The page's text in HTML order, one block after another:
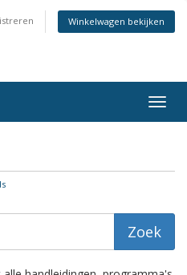
Winkelwagen bekijken